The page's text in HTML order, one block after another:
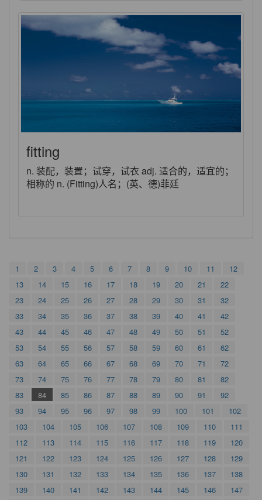
fitting
n. 装配，装置；试穿，试衣 adj. 适合的，适宜的；
相称的 n. (Fitting)人名；(英、德)菲廷
1 2 3 4 5 6 7 8 9 10 11
12
13
14 15 16 17 18 19 20 21
22
23
24 25 26 27 28 29 30 31
32
33
34 35 36 37 38 39 40 41
42
43
44 45 46 47 48 49 50 51
52
53
54 55 56 57 58 59 60 61
62
63
64 65 66 67 68 69 70 71
72
73
74 75 76 77 78 79 80 81
82
83
84 85 86 87 88 89 90 91
92
93
94 95 96 97 98 99 100 101
102
103
104 105 106 107 108 109 110
111
112
113 114 115 116 117 118 119
120
121
122 123 124 125 126 127 128
129
130
131 132 133 134 135 136 137
138
139
140 141 142 143 144 145 146 147